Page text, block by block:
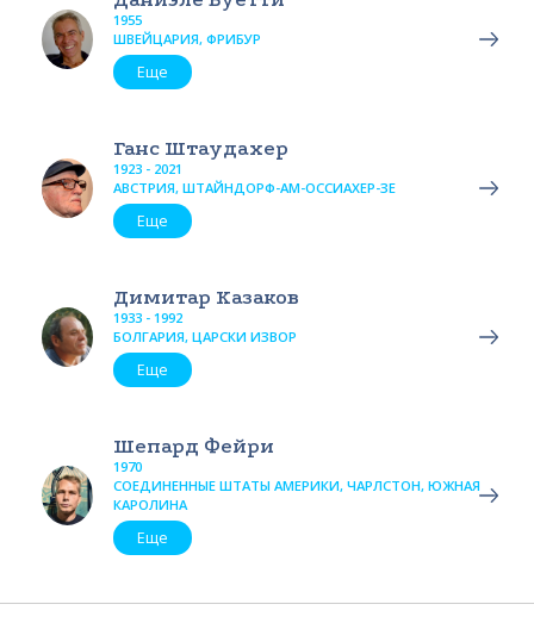
1955
ШВЕЙЦАРИЯ, ФРИБУР
Еще
Ганс Штаудахер
1923 - 2021
АВСТРИЯ, ШТАЙНДОРФ-АМ-ОССИАХЕР-ЗЕ
Еще
Димитар Казаков
1933 - 1992
БОЛГАРИЯ, ЦАРСКИ ИЗВОР
Еще
Шепард Фейри
1970
СОЕДИНЕННЫЕ ШТАТЫ АМЕРИКИ, ЧАРЛСТОН, ЮЖНАЯ
КАРОЛИНА
Еще